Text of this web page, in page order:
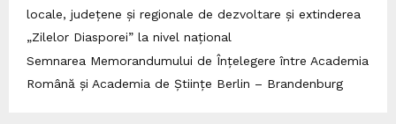
locale, județene și regionale de dezvoltare și extinderea
„Zilelor Diasporei” la nivel național
Semnarea Memorandumului de Înțelegere între Academia
Română și Academia de Științe Berlin – Brandenburg